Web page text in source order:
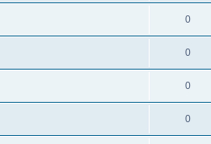
0
0
0
0